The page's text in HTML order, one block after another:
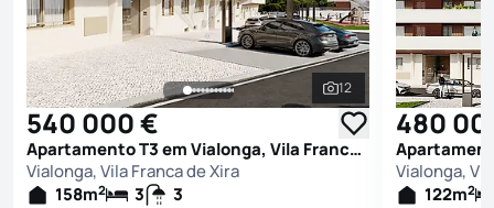
Ver todas as
12
540 000 €
Apartamento T3 em Vialonga, Vila Franca de Xira
Vialonga, Vila Franca de Xira
158m2 3 3
480
Vialonga,
122m2